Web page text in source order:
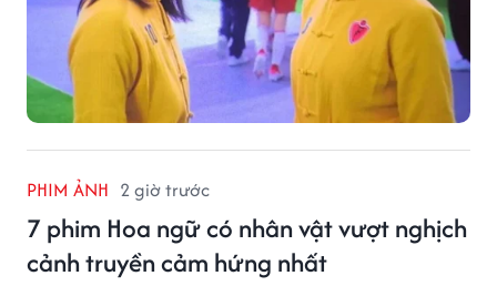
PHIM ẢNH 2 giờ trước
7 phim Hoa ngữ có nhân vật vượt nghịch
cảnh truyền cảm hứng nhất